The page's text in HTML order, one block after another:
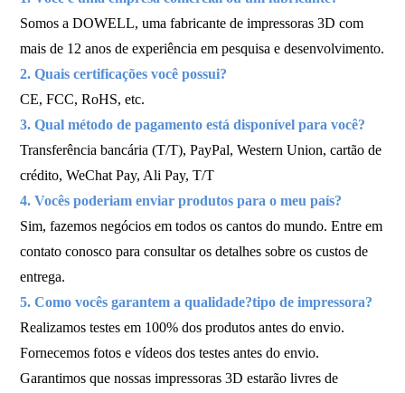
Somos a DOWELL, uma fabricante de impressoras 3D com
mais de 12 anos de experiência em pesquisa e desenvolvimento.
2. Quais certificações você possui?
CE, FCC, RoHS, etc.
3. Qual método de pagamento está disponível para você?
Transferência bancária (T/T), PayPal, Western Union, cartão de
crédito, WeChat Pay, Ali Pay, T/T
4. Vocês poderiam enviar produtos para o meu país?
Sim, fazemos negócios em todos os cantos do mundo. Entre em
contato conosco para consultar os detalhes sobre os custos de
entrega.
5. Como vocês garantem a qualidade?tipo de impressora?
Realizamos testes em 100% dos produtos antes do envio.
Fornecemos fotos e vídeos dos testes antes do envio.
Garantimos que nossas impressoras 3D estarão livres de